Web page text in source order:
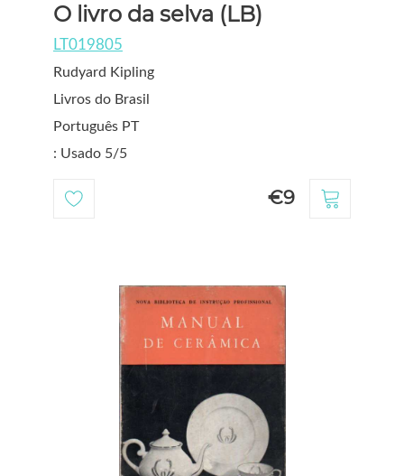
O livro da selva (LB)
LT019805
Rudyard Kipling
Livros do Brasil
Português PT
: Usado 5/5
€9